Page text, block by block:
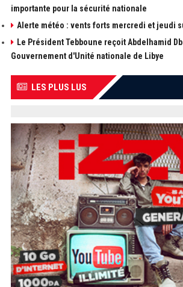
importante pour la sécurité nationale
Alerte météo : vents forts mercredi et jeudi
Le Président Tebboune reçoit Abdelhamid
Gouvernement d'Unité nationale de Libye
LES PLUS LUS